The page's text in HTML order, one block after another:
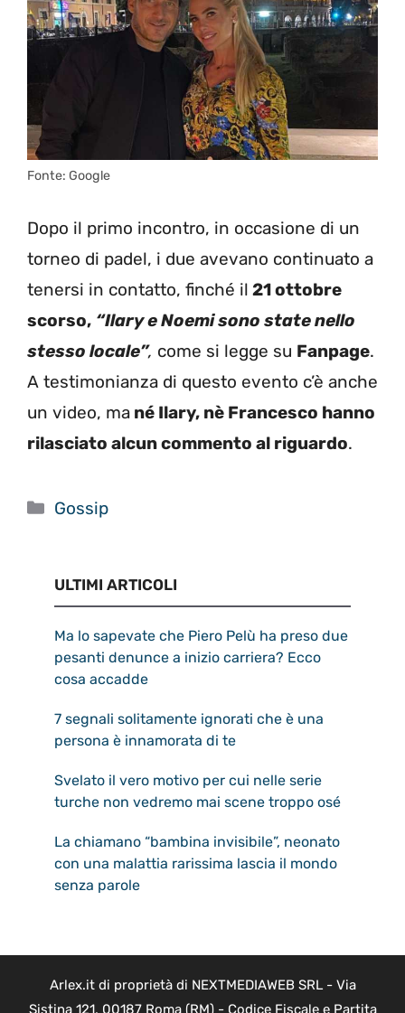
Fonte: Google
Dopo il primo incontro, in occasione di un
torneo di padel, i due avevano continuato a
tenersi in contatto, finché il 21 ottobre
scorso, “Ilary e Noemi sono state nello
stesso locale”, come si legge su Fanpage.
A testimonianza di questo evento c’è anche
un video, ma né Ilary, nè Francesco hanno
rilasciato alcun commento al riguardo.
Categorie
Gossip
ULTIMI ARTICOLI
Ma lo sapevate che Piero Pelù ha preso due
pesanti denunce a inizio carriera? Ecco
cosa accadde
7 segnali solitamente ignorati che è una
persona è innamorata di te
Svelato il vero motivo per cui nelle serie
turche non vedremo mai scene troppo osé
La chiamano “bambina invisibile”, neonato
con una malattia rarissima lascia il mondo
senza parole
Arlex.it di proprietà di NEXTMEDIAWEB SRL - Via
Sistina 121, 00187 Roma (RM) - Codice Fiscale e Partita